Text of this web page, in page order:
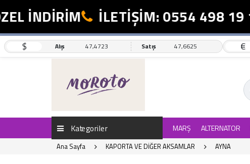
İLETİŞİM: 0554 498 19 17
$ Alış 47,4723 Satış 47,6625 €
Kategoriler MARŞ ALTERNATOR
Ana Sayfa KAPORTA VE DİĞER AKSAMLAR AYNA